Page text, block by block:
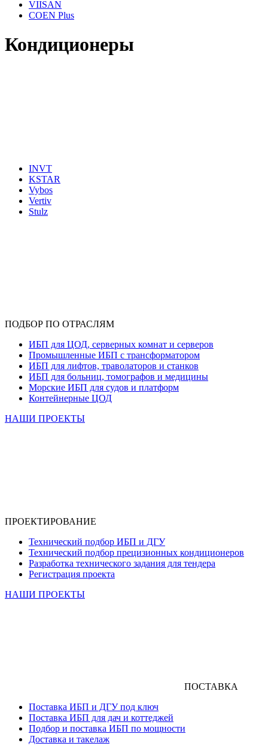
VIISAN
COEN Plus
Кондиционеры
INVT
KSTAR
Vybos
Vertiv
Stulz
ПОДБОР ПО ОТРАСЛЯМ
ИБП для ЦОД, серверных комнат и серверов
Промышленные ИБП с трансформатором
ИБП для лифтов, траволаторов и станков
ИБП для больниц, томографов и медицины
Морские ИБП для судов и платформ
Контейнерные ЦОД
НАШИ ПРОЕКТЫ
ПРОЕКТИРОВАНИЕ
Технический подбор ИБП и ДГУ
Технический подбор прецизионных кондиционеров
Разработка технического задания для тендера
Регистрация проекта
НАШИ ПРОЕКТЫ
ПОСТАВКА
Поставка ИБП и ДГУ под ключ
Поставка ИБП для дач и коттеджей
Подбор и поставка ИБП по мощности
Доставка и такелаж